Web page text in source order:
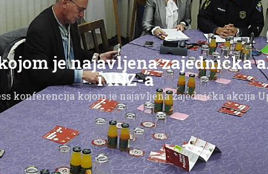
je najavljena zajednička
i INZ-a
konferencija kojom je najavljena zajednička akcija